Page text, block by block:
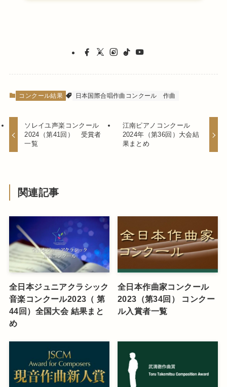
コンクール結果 日本国際合唱作曲コンクール 作曲
ソレイユ声楽コンクール
2024（第41回） 受賞者
一覧
江南ピアノコンクール
2024年（第36回）大会結
果まとめ
関連記事
全日本ジュニアクラシック
音楽コンクール2023（ 第
44回）全国大会 結果まと
め
全日本作曲家コンクール
2023（第34回） コンクー
ル入賞者一覧